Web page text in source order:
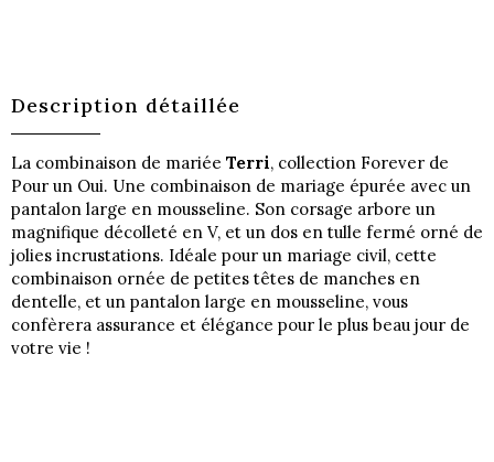
Description détaillée
La combinaison de mariée Terri, collection Forever de
Pour un Oui. Une combinaison de mariage épurée avec un
pantalon large en mousseline. Son corsage arbore un
magnifique décolleté en V, et un dos en tulle fermé orné de
jolies incrustations. Idéale pour un mariage civil, cette
combinaison ornée de petites têtes de manches en
dentelle, et un pantalon large en mousseline, vous
confèrera assurance et élégance pour le plus beau jour de
votre vie !